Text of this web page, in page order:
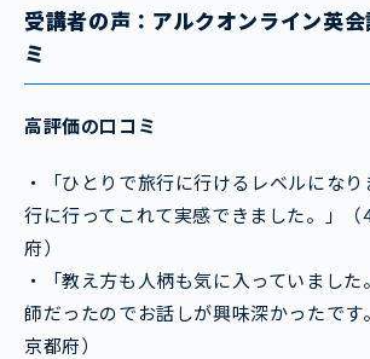
受講者の声：アルクオンライン英
ミ
高評価の口コミ
・「ひとりで旅行に行けるレベルにな
行に行ってこれて実感できました。」
府）
・「教え方も人柄も気に入っていまし
師だったのでお話しが興味深かったで
京都府）